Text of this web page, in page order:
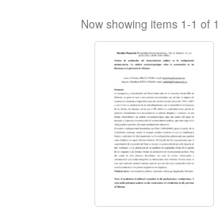
Now showing items 1-1 of 1